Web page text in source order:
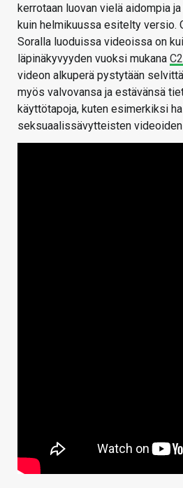
kerrotaan luovan vielä aidompia
kuin helmikuussa esitelty versio.
Soralla luoduissa videoissa on
läpinäkyvyyden vuoksi mukana
videon alkuperä pystytään
myös valvovansa ja estävänsä
käyttötapoja, kuten esimerkiksi
seksuaalissävytteisten videoiden